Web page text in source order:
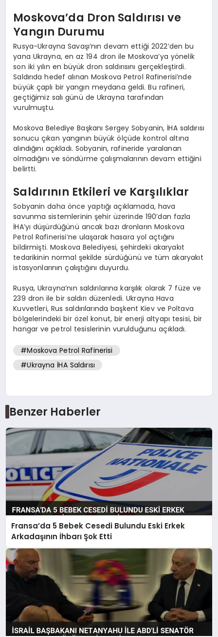
Moskova’da Dron Saldırısı ve
Yangın Durumu
Rusya-Ukrayna Savaşı’nın devam ettiği 2022’den bu
yana Ukrayna, en az 194 dron ile Moskova’ya yönelik
son iki yılın en büyük dron saldırısını gerçekleştirdi.
Saldırıda hedef alınan Moskova Petrol Rafinerisi’nde
büyük çaplı bir yangın meydana geldi. Bu rafineri,
geçtiğimiz salı günü de Ukrayna tarafından
vurulmuştu.
Moskova Belediye Başkanı Sergey Sobyanin, İHA saldırısı
sonucu çıkan yangının büyük ölçüde kontrol altına
alındığını açıkladı. Sobyanin, rafineride yaralanan
olmadığını ve söndürme çalışmalarının devam ettiğini
belirtti.
Saldırının Etkileri ve Karşılıklar
Sobyanin daha önce yaptığı açıklamada, hava
savunma sistemlerinin şehir üzerinde 190’dan fazla
İHA’yı düşürdüğünü ancak bazı dronların Moskova
Petrol Rafinerisi’ne ulaşarak hasara yol açtığını
bildirmişti. Moskova Belediyesi, şehirdeki akaryakıt
tedarikinin normal şekilde sürdüğünü ve tüm akaryakıt
istasyonlarının çalıştığını duyurdu.
Rusya, Ukrayna’nın saldırılarına karşılık olarak 7 füze ve
239 dron ile bir saldırı düzenledi. Ukrayna Hava
Kuvvetleri, Rus saldırılarında başkent Kiev ve Poltava
bölgelerindeki bir özel konut, bir enerji altyapı tesisi, bir
hangar ve petrol tesislerinin vurulduğunu açıkladı.
#Moskova Petrol Rafinerisi
#Ukrayna İHA Saldırısı
Benzer Haberler
Fransa’da 5 Bebek Cesedi Bulundu Eski Erkek
Arkadaşının İhbarı Şok Etti